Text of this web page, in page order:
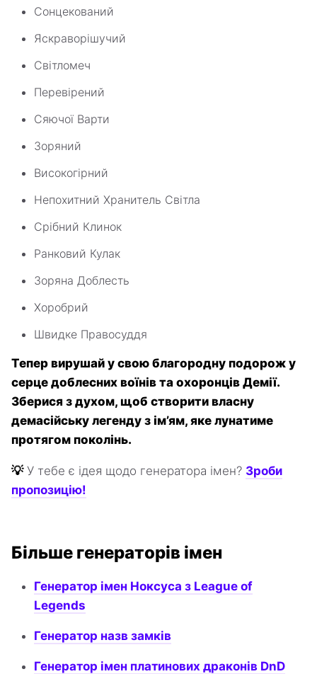
Сонцекований
Яскраворішучий
Світломеч
Перевірений
Сяючої Варти
Зоряний
Високогірний
Непохитний Хранитель Світла
Срібний Клинок
Ранковий Кулак
Зоряна Доблесть
Хоробрий
Швидке Правосуддя
Тепер вирушай у свою благородну подорож у
серце доблесних воїнів та охоронців Демії.
Зберися з духом, щоб створити власну
демасійську легенду з ім’ям, яке лунатиме
протягом поколінь.
💡 У тебе є ідея щодо генератора імен? Зроби
пропозицію!
Більше генераторів імен
Генератор імен Ноксуса з League of
Legends
Генератор назв замків
Генератор імен платинових драконів DnD